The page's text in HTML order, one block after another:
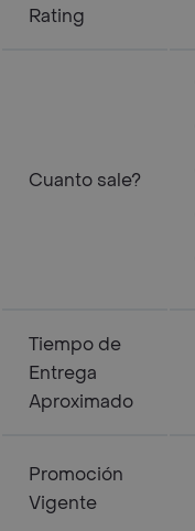
Rating
Cuanto sale?
Tiempo de
Entrega
Aproximado
Promoción
Vigente